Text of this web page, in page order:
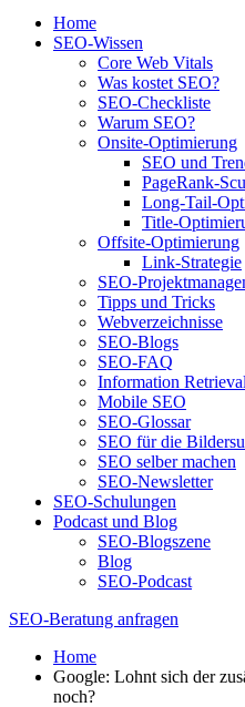
Home
SEO-Wissen
Core Web Vitals
Was kostet SEO?
SEO-Checkliste
Warum SEO?
Onsite-Optimierung
SEO und
PageRank-
Long-Tail-
Title-
Offsite-Optimierung
Link-Strategie
SEO-
Tipps und Tricks
Webverzeichnisse
SEO-Blogs
SEO-FAQ
Information Retrieval
Mobile SEO
SEO-Glossar
SEO für die
SEO selber machen
SEO-Newsletter
SEO-Schulungen
Podcast und Blog
SEO-Blogszene
Blog
SEO-Podcast
SEO-Beratung anfragen
Home
Google: Lohnt sich der
noch?